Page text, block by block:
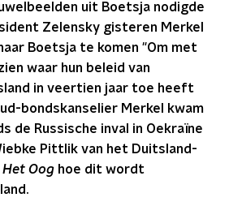
uit Boetsja nodigde
Zelensky gisteren Merkel
Boetsja te komen "Om met
waar hun beleid van
in veertien jaar toe heeft
bondskanselier Merkel kwam
de Russische inval in Oekraïne
Pittlik van het Duitsland-
Het Oog hoe dit wordt